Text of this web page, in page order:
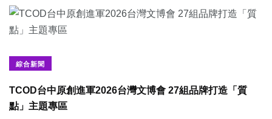
綜合新聞
TCOD台中原創進軍2026台灣文博會 27組品牌打造「質
點」主題專區